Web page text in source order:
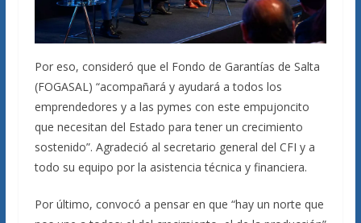
Por eso, consideró que el Fondo de Garantías de Salta
(FOGASAL) “acompañará y ayudará a todos los
emprendedores y a las pymes con este empujoncito
que necesitan del Estado para tener un crecimiento
sostenido”. Agradeció al secretario general del CFI y a
todo su equipo por la asistencia técnica y financiera.
Por último, convocó a pensar en que “hay un norte que